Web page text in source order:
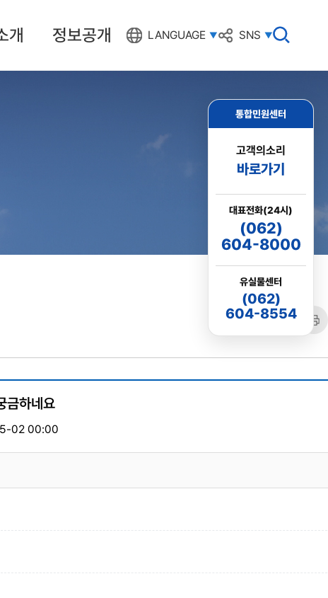
개 정보공개 LANGUAGE SNS
검
색
열
통합민원센터
고객의소리
바로가기
대표전화(24시)
(062)
604-8000
유실물센터
(062)
604-8554
공유
링크
프린
트
금하네요
02 00:00